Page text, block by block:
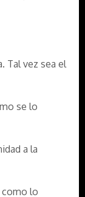
Tal vez sea el
se lo
a la
como lo